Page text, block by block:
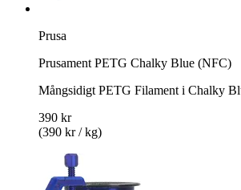
Prusa
Prusament PETG Chalky Blue (NFC)
Mångsidigt PETG Filament i Chalky
390 kr
(390 kr / kg)